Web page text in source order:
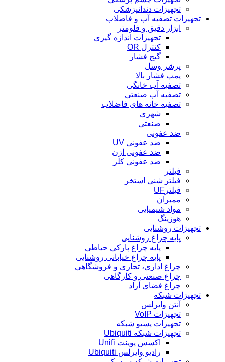
تجهیزات دندانپزشکی
تجهیزات تصفیه آب و فاضلاب
ابزار دقیق و فلومتر
تجهیزات اندازه گیری
کنترل OR
گیج فشار
پرشر وسل
پمپ فشار بالا
تصفیه آب خانگی
تصفیه آب صنعتی
تصفیه خانه های فاضلاب
شهری
صنعتی
ضد عفونی
ضد عفونی UV
ضد عفونی ازن
ضد عفونی کلر
فیلتر
فیلتر شنی استخر
فیلترUF
ممبران
مواد شیمیایی
هوزینگ
تجهیزات روشنایی
پایه چراغ روشنایی
پایه چراغ پارکی حیاطی
پایه چراغ خیابانی روشنایی
چراغ اداری، تجاری و فروشگاهی
چراغ صنعتی و کارگاهی
چراغ فضای آزاد
تجهیزات شبکه
آنتن وایرلس
تجهیزات VoIP
تجهیزات پسیو شبکه
تجهیزات شبکه Ubiquiti
اکسس پوینت Unifi
رادیو وایرلس Ubiquiti